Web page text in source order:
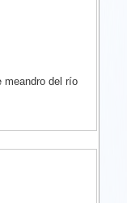
meandro del río